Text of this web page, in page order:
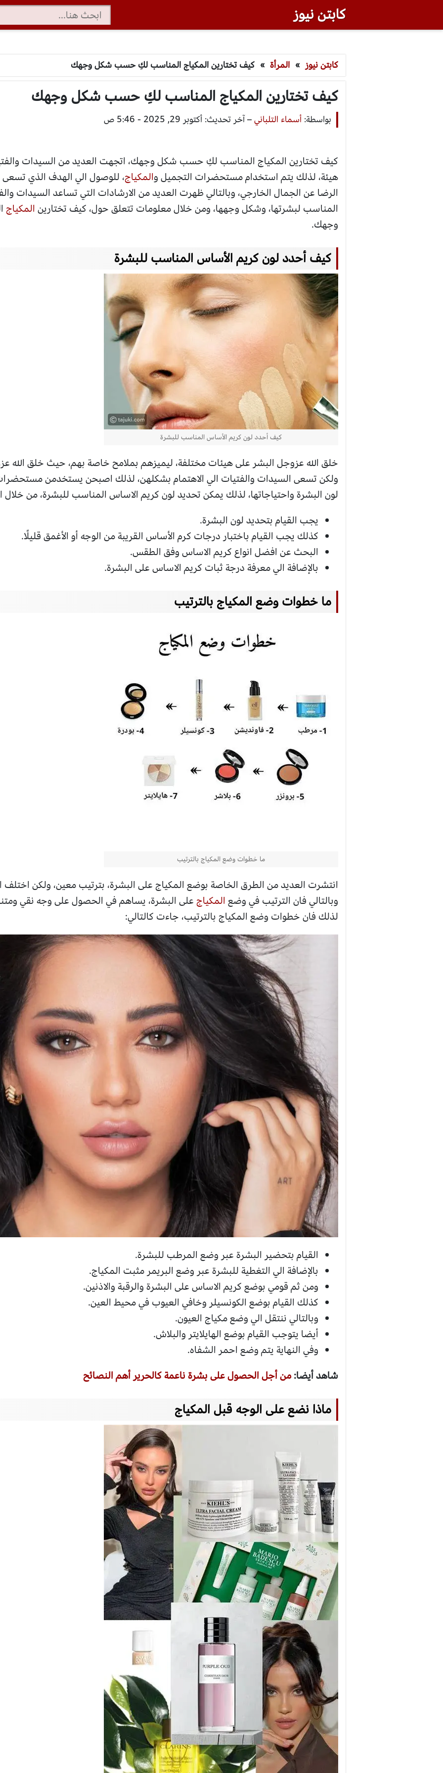
كابتن نيوز
كابتن نيوز » المرأة » كيف تختارين المكياج المناسب لكِ حسب شكل وجهك
كيف تختارين المكياج المناسب لكِ حسب شكل وجهك
بواسطة: أسماء التلباني–آخر تحديث: أكتوبر 29, 2025 - 5:46 ص
كيف تختارين المكياج المناسب لكِ حسب شكل وجهك، اتجهت العديد من السيدات
هيئة، لذلك يتم استخدام مستحضرات التجميل والمكياج، للوصول الي الهدف الذي تسعى
الرضا عن الجمال الخارجي، وبالتالي ظهرت العديد من الارشادات التي تساعد السيدات
المناسب لبشرتها، وشكل وجهها، ومن خلال معلومات تتعلق حول، كيف تختارينالمكياج
وجهك.
كيف أحدد لون كريم الأساس المناسب للبشرة
كيف أحدد لون كريم الأساس المناسب للبشرة
خلق الله عزوجل البشر على هيئات مختلفة، ليميزهم بملامح خاصة بهم، حيث خلق الله
ولكن تسعى السيدات والفتيات الي الاهتمام بشكلهن، لذلك اصبحن يستخدمن
لون البشرة واحتياجاتها، لذلك يمكن تحديد لون كريم الاساس المناسب للبشرة، من خلال
يجب القيام بتحديد لون البشرة.
كذلك يجب القيام باختبار درجات كرم الأساس القريبة من الوجه أو الأغمق قليلًا.
البحث عن افضل انواع كريم الاساس وفق الطقس.
بالإضافة الي معرفة درجة ثبات كريم الاساس على البشرة.
ما خطوات وضع المكياج بالترتيب
ما خطوات وضع المكياج بالترتيب
انتشرت العديد من الطرق الخاصة بوضع المكياج على البشرة، بترتيب معين، ولكن
وبالتالي فان الترتيب في وضعالمكياجعلى البشرة، يساهم في الحصول على وجه نقي
لذلك فان خطوات وضع المكياج بالترتيب، جاءت كالتالي:
القيام بتحضير البشرة عبر وضع المرطب للبشرة.
بالإضافة الي التغطية للبشرة عبر وضع البريمر مثبت المكياج.
ومن ثم قومي بوضع كريم الاساس على البشرة والرقبة والاذنين.
كذلك القيام بوضع الكونسيلر وخافي العيوب في محيط العين.
وبالتالي ننتقل الي وضع مكياج العيون.
أيضا يتوجب القيام بوضع الهايلايتر والبلاش.
وفي النهاية يتم وضع احمر الشفاه.
شاهد أيضا:من أجل الحصول على بشرة ناعمة كالحرير أهم النصائح
ماذا نضع على الوجه قبل المكياج